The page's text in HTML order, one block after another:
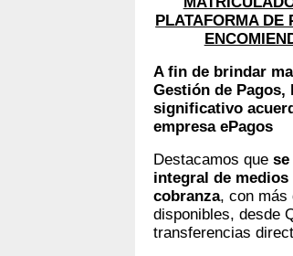
PLATAFORMA DE
A fin de brindar
Gestión de Pagos,
significativo
empresa ePagos
Destacamos que
integral de
cobranza, con más
disponibles, desde
transferencias